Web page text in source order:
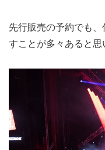
先行販売の予約でも
すことが多々あると思